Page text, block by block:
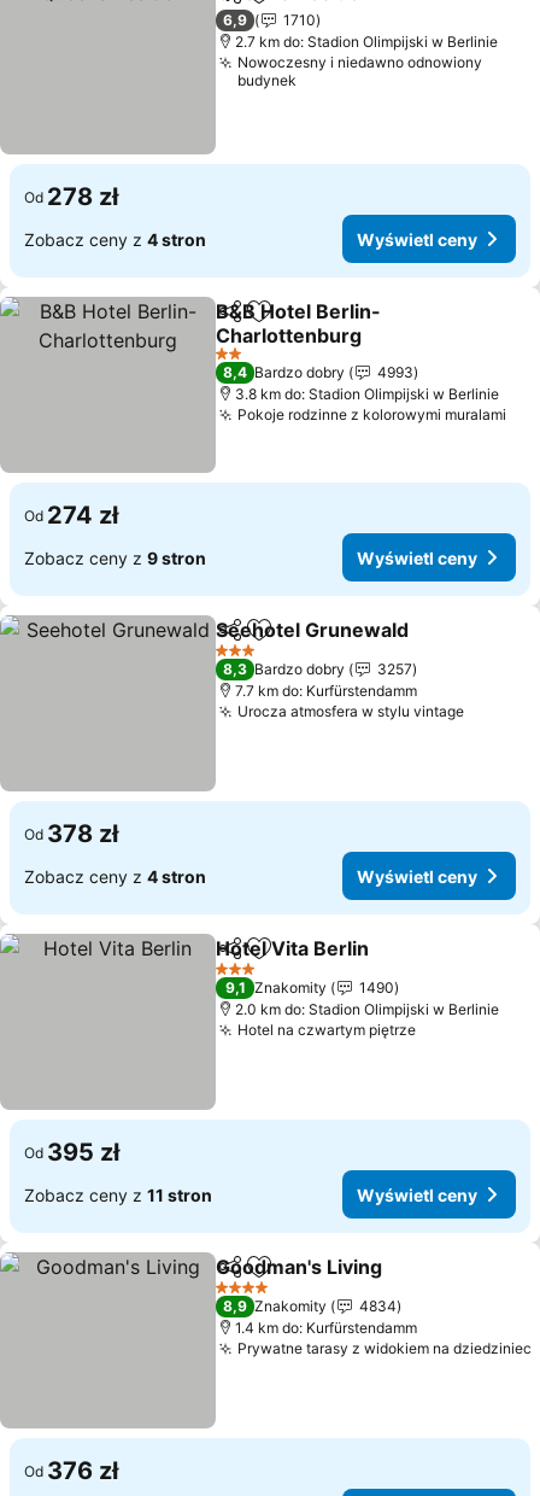
Dodaj do ulubionych
6,9
1710
2.7 km do: Stadion Olimpijski w Berlinie
Nowoczesny i niedawno odnowiony
budynek
Od 278 zł
Zobacz ceny z 4 stron Wyświetl ceny
Udostępnij
Dodaj do ulubionych
B&B Hotel Berlin-
Charlottenburg
2 Kategoria
8,4 Bardzo dobry
4993
3.8 km do: Stadion Olimpijski w Berlinie
Pokoje rodzinne z kolorowymi muralami
Od 274 zł
Zobacz ceny z 9 stron Wyświetl ceny
UdostępnijDodaj do ulubionych
Seehotel Grunewald
3 Kategoria
8,3 Bardzo dobry
3257
7.7 km do: Kurfürstendamm
Urocza atmosfera w stylu vintage
Od 378 zł
Zobacz ceny z 4 stron Wyświetl ceny
Udostępnij
Dodaj do ulubionych
Hotel Vita Berlin
3 Kategoria
9,1 Znakomity
1490
2.0 km do: Stadion Olimpijski w Berlinie
Hotel na czwartym piętrze
Od 395 zł
Zobacz ceny z 11 stron Wyświetl ceny
Udostępnij
Dodaj do ulubionych
Goodman's Living
4 Kategoria
8,9 Znakomity
4834
1.4 km do: Kurfürstendamm
Prywatne tarasy z widokiem na dziedziniec
Od 376 zł